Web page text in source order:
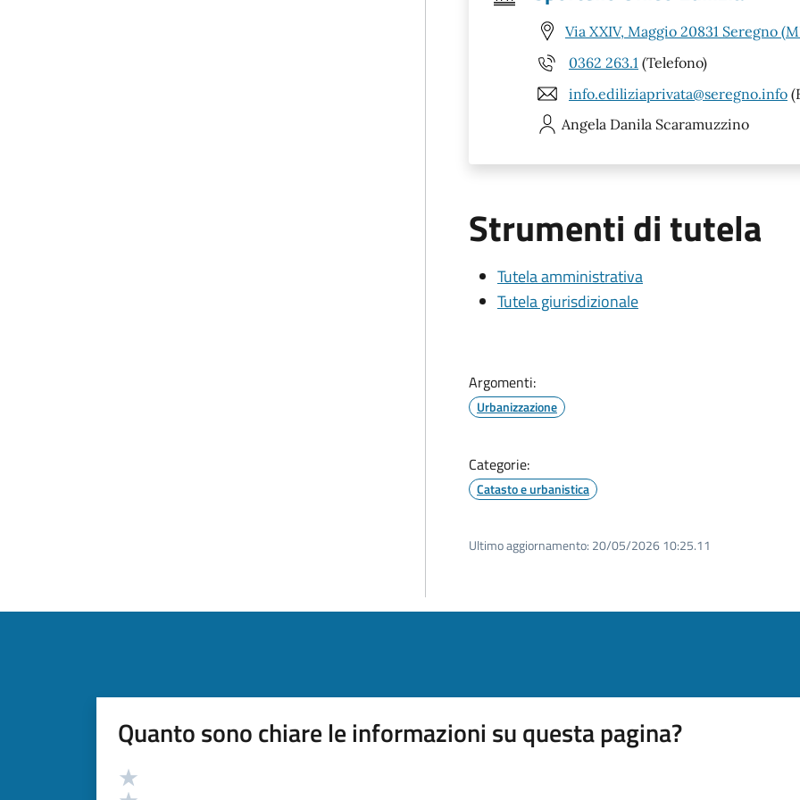
Via XXIV, Maggio 20831 Seregno
0362 263.1 (Telefono)
info.ediliziaprivata@seregno.info
Angela Danila Scaramuzzino
Strumenti di tutela
Tutela amministrativa
Tutela giurisdizionale
Argomenti:
Urbanizzazione
Categorie:
Catasto e urbanistica
Ultimo aggiornamento: 20/05/2026 10:25.11
Quanto sono chiare le informazioni su questa pagina?
Valutazione